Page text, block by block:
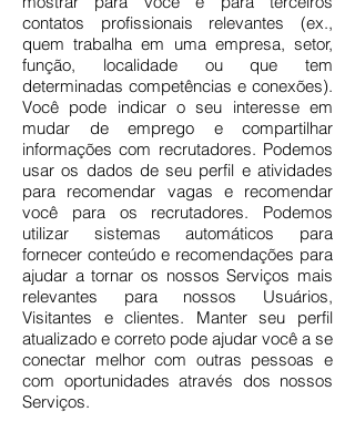
contatos profissionais relevantes (ex.,
quem trabalha em uma empresa, setor,
função, localidade ou que tem
determinadas competências e conexões).
Você pode indicar o seu interesse em
mudar de emprego e compartilhar
informações com recrutadores. Podemos
usar os dados de seu perfil e atividades
para recomendar vagas e recomendar
você para os recrutadores. Podemos
utilizar sistemas automáticos para
fornecer conteúdo e recomendações para
ajudar a tornar os nossos Serviços mais
relevantes para nossos Usuários,
Visitantes e clientes. Manter seu perfil
atualizado e correto pode ajudar você a se
conectar melhor com outras pessoas e
com oportunidades através dos nossos
Serviços.